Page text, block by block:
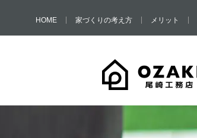
HOME 家づくりの考え方 メリット